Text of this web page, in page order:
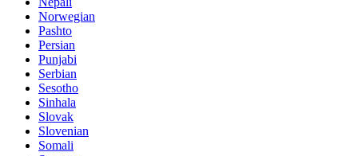
Norwegian
Pashto
Persian
Punjabi
Serbian
Sesotho
Sinhala
Slovak
Slovenian
Somali